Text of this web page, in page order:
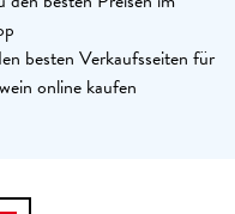
besten Verkaufsseiten für
online kaufen